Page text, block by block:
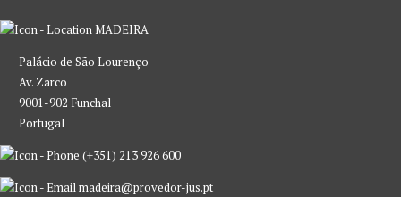
MADEIRA
Palácio de São Lourenço
Av. Zarco
9001-902 Funchal
Portugal
(+351) 213 926 600
madeira@provedor-jus.pt